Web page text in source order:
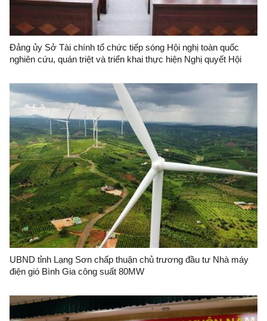
Đảng ủy Sở Tài chính tổ chức tiếp sóng Hội nghị toàn quốc
nghiên cứu, quán triệt và triển khai thực hiện Nghị quyết Hội
UBND tỉnh Lạng Sơn chấp thuận chủ trương đầu tư Nhà máy
điện gió Bình Gia công suất 80MW